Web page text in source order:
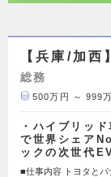
【兵庫/加西
総務
500万円 ～ 999
・ハイブリッ
で世界シェア
ックの次世代
■仕事内容 トヨタと